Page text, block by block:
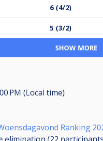
6 (4/2)
5 (3/2)
SHOW MORE
PM (Local time)
Ranking
elimination (22 participants